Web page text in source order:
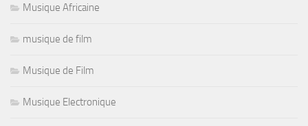
Musique Africaine
musique de film
Musique de Film
Musique Electronique